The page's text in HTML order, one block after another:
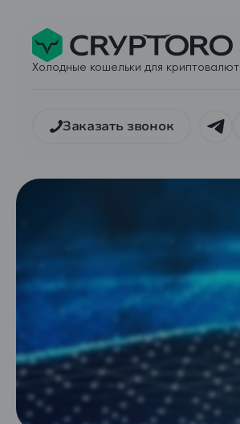
Холодные кошельки для криптовалют
Заказать звонок